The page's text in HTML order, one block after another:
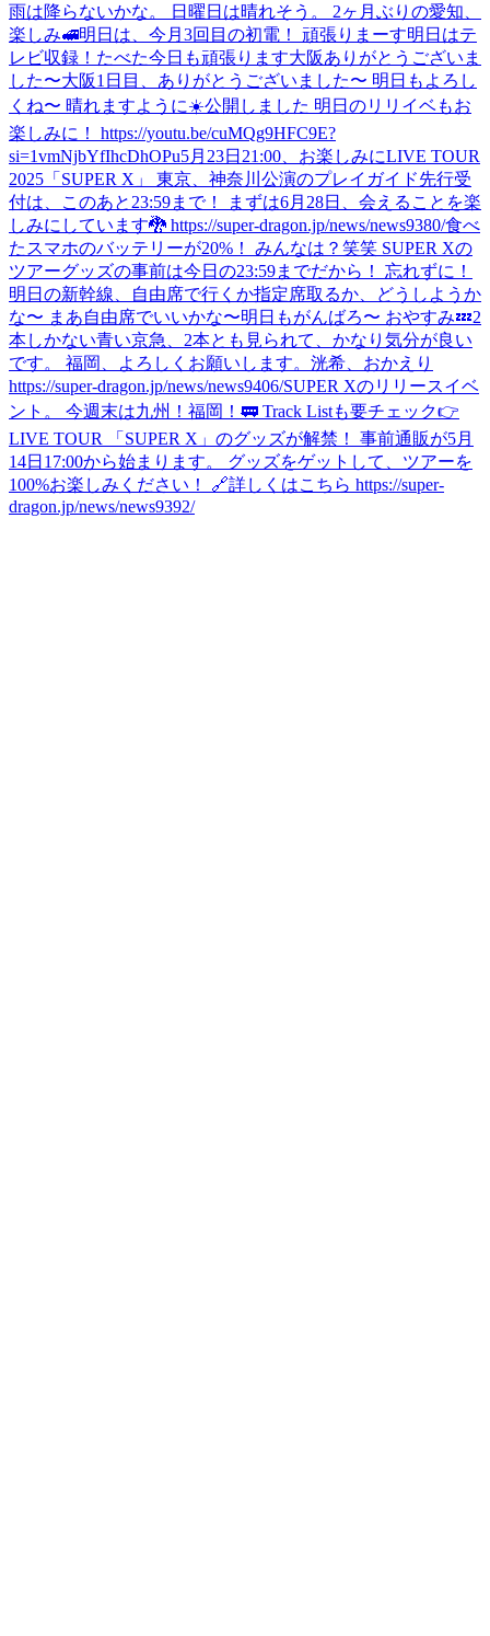
雨は降らないかな。 日曜日は晴れそう。 2ヶ月ぶりの愛知、
楽しみ🚅明日は、今月3回目の初電！ 頑張りまーす明日はテ
レビ収録！ たべた今日も頑張ります大阪ありがとうございま
した〜大阪1日目、ありがとうございました〜 明日もよろし
くね〜 晴れますように☀️公開しました 明日のリリイベもお
楽しみに！ https://youtu.be/cuMQg9HFC9E?
si=1vmNjbYfIhcDhOPu5月23日21:00、お楽しみにLIVE TOUR
2025「SUPER X」 東京、神奈川公演のプレイガイド先行受
付は、このあと23:59まで！ まずは6月28日、会えることを楽
しみにしています🐉 https://super-dragon.jp/news/news9380/食べ
た スマホのバッテリーが20%！ みんなは？笑笑 SUPER Xの
ツアーグッズの事前は今日の23:59までだから！ 忘れずに！
明日の新幹線、自由席で行くか指定席取るか、どうしようか
な〜 まあ自由席でいいかな〜明日もがんばろ〜 おやすみ💤2
本しかない青い京急、2本とも見られて、かなり気分が良い
です。 福岡、よろしくお願いします。 洸希、おかえり
https://super-dragon.jp/news/news9406/SUPER Xのリリースイベ
ント。 今週末は九州！福岡！🚃 Track Listも要チェック👉
LIVE TOUR 「SUPER X」のグッズが解禁！ 事前通販が5月
14日17:00から始まります。 グッズをゲットして、ツアーを
100%お楽しみください！ 🔗詳しくはこちら https://super-
dragon.jp/news/news9392/